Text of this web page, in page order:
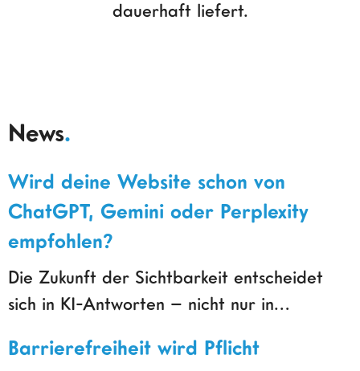
dauerhaft liefert.
News.
Wird deine Website schon von
ChatGPT, Gemini oder Perplexity
empfohlen?
Die Zukunft der Sichtbarkeit entscheidet
sich in KI-Antworten – nicht nur in…
Barrierefreiheit wird Pflicht